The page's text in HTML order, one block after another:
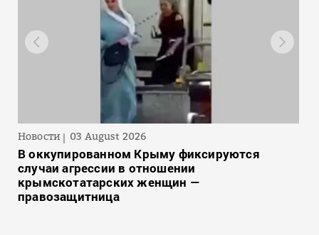
Новости 03 August 2026
В оккупированном Крыму фиксируются
случаи агрессии в отношении
крымскотатарских женщин —
правозащитница